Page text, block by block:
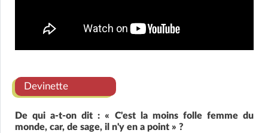
Devinette
De qui a-t-on dit : « C'est la moins folle femme du
monde, car, de sage, il n'y en a point » ?